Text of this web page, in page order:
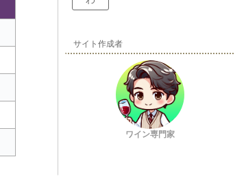
サイト作成者
ワイン専門家